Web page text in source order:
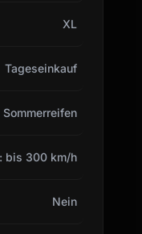
XL
Tageseinkauf
Sommerreifen
bis 300 km/h
Nein